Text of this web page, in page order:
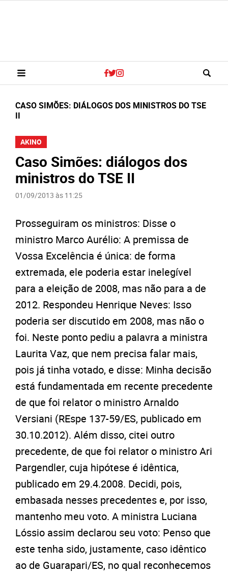
CASO SIMÕES: DIÁLOGOS DOS MINISTROS DO TSE
II
AKINO
Caso Simões: diálogos dos
ministros do TSE II
01/09/2013 às 11:25
Prosseguiram os ministros: Disse o
ministro Marco Aurélio: A premissa de
Vossa Excelência é única: de forma
extremada, ele poderia estar inelegível
para a eleição de 2008, mas não para a de
2012. Respondeu Henrique Neves: Isso
poderia ser discutido em 2008, mas não o
foi. Neste ponto pediu a palavra a ministra
Laurita Vaz, que nem precisa falar mais,
pois já tinha votado, e disse: Minha decisão
está fundamentada em recente precedente
de que foi relator o ministro Arnaldo
Versiani (REspe 137-59/ES, publicado em
30.10.2012). Além disso, citei outro
precedente, de que foi relator o ministro Ari
Pargendler, cuja hipótese é idêntica,
publicado em 29.4.2008. Decidi, pois,
embasada nesses precedentes e, por isso,
mantenho meu voto. A ministra Luciana
Lóssio assim declarou seu voto: Penso que
este tenha sido, justamente, caso idêntico
ao de Guarapari/ES, no qual reconhecemos